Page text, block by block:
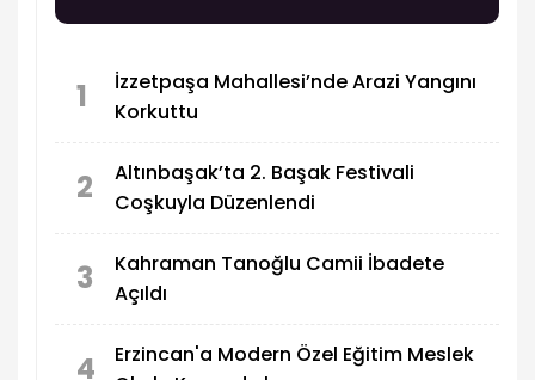
1
İzzetpaşa Mahallesi’nde Arazi Yangını
Korkuttu
2
Altınbaşak’ta 2. Başak Festivali
Coşkuyla Düzenlendi
3
Kahraman Tanoğlu Camii İbadete
Açıldı
4
Erzincan'a Modern Özel Eğitim Meslek